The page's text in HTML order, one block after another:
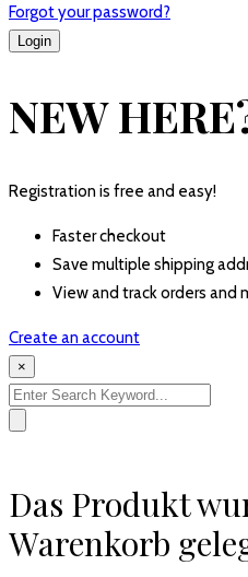
Forgot your password?
NEW
Registration is free and easy!
Faster checkout
Save multiple shipping
View and track orders and
Create an account
×
Search
Das Produkt
Warenkorb